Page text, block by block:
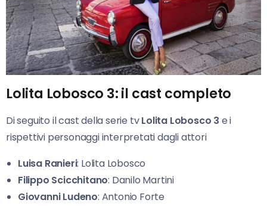
Lolita Lobosco 3: il cast completo
Di seguito il cast della serie tvLolita Lobosco 3 e i
rispettivi personaggi interpretati dagli attori
Luisa Ranieri: Lolita Lobosco
Filippo Scicchitano: Danilo Martini
Giovanni Ludeno: Antonio Forte